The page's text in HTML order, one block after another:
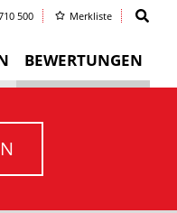
500 Merkliste
BEWERTUNGEN